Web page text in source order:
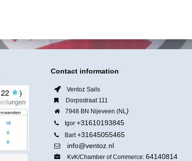
Contact information
Ventoz Sails
Dorpsstraat 111
7948 BN Nijeveen (NL )
Igor +31610193845
Bart+31645055465
info@ventoz.nl
KvK/Chamber of Commerce: 64140814